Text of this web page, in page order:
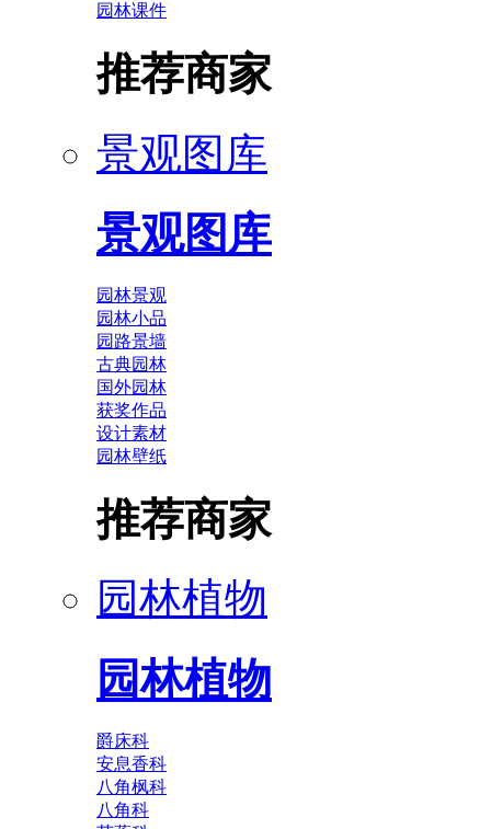
园林课件
推荐商家
景观图库
景观图库
园林景观
园林小品
园路景墙
古典园林
国外园林
获奖作品
设计素材
园林壁纸
推荐商家
园林植物
园林植物
爵床科
安息香科
八角枫科
八角科